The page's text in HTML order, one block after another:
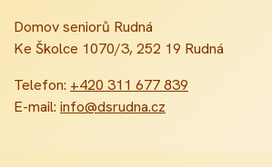
Domov seniorů Rudná
Ke Školce 1070/3, 252 19 Rudná
Telefon: +420 311 677 839
E-mail: info@dsrudna.cz